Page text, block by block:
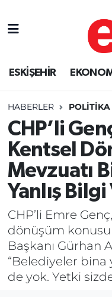
ESKİŞEHİR
HABERLER POLİTİKA
CHP’li
Kentsel
Mevzuatı
Yanlış
CHP’li Emre
dönüşüm
Başkanı Gürhan
“Belediyeler
de yok. Yetki